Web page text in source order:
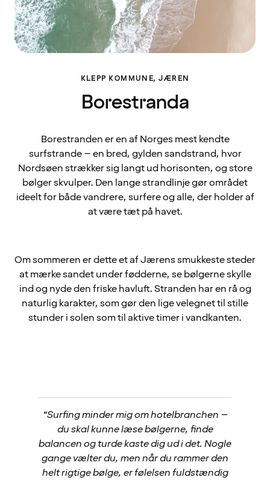
KLEPP KOMMUNE, JÆREN
Borestranda
Borestranden er en af Norges mest kendte
surfstrande – en bred, gylden sandstrand, hvor
Nordsøen strækker sig langt ud horisonten, og store
bølger skvulper. Den lange strandlinje gør området
ideelt for både vandrere, surfere og alle, der holder af
at være tæt på havet.
Om sommeren er dette et af Jærens smukkeste steder
at mærke sandet under fødderne, se bølgerne skylle
ind og nyde den friske havluft. Stranden har en rå og
naturlig karakter, som gør den lige velegnet til stille
stunder i solen som til aktive timer i vandkanten.
“Surfing minder mig om hotelbranchen –
du skal kunne læse bølgerne, finde
balancen og turde kaste dig ud i det. Nogle
gange vælter du, men når du rammer den
helt rigtige bølge, er følelsen fuldstændig